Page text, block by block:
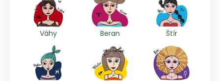
Váhy Beran Štír